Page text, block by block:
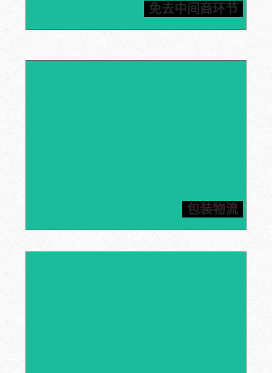
免去中间商环节
保障，免去中间商困扰，价格公道合理，保质保量管售
后，为您提供一站式石墨解决方案。
包装物流
用五层瓦楞纸箱/木箱双重保险，结实耐用，确保产品的
运输保障，为客户提供合理节省的运输方案。